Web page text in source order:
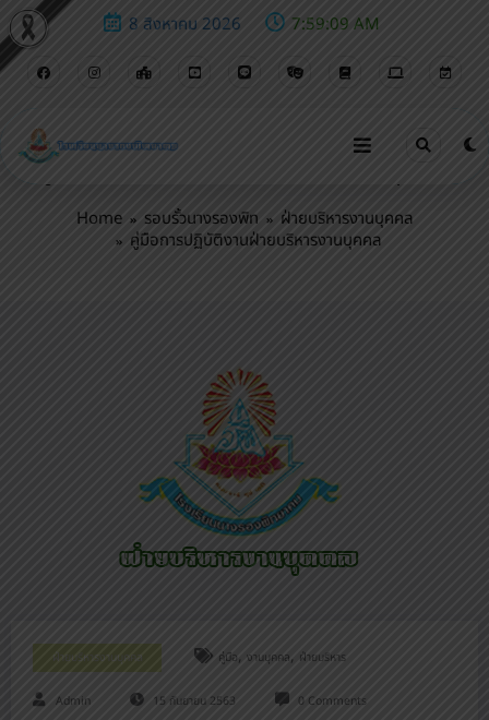
8 สิงหาคม 2026 7:59:10 AM
คู่มือการปฏิบัติงานฝ่ายบริหารงานบุคคล
Home รอบรั้วนางรองพิท
ฝ่ายบริหารงานบุคคล
คู่มือการปฏิบัติงานฝ่ายบริหารงานบุคคล
ฝ่ายบริหารงานบุคคล คู่มือ, งานบุคคล, ฝ่ายบริหาร
Admin 15 กันยายน 2563 0 Comments